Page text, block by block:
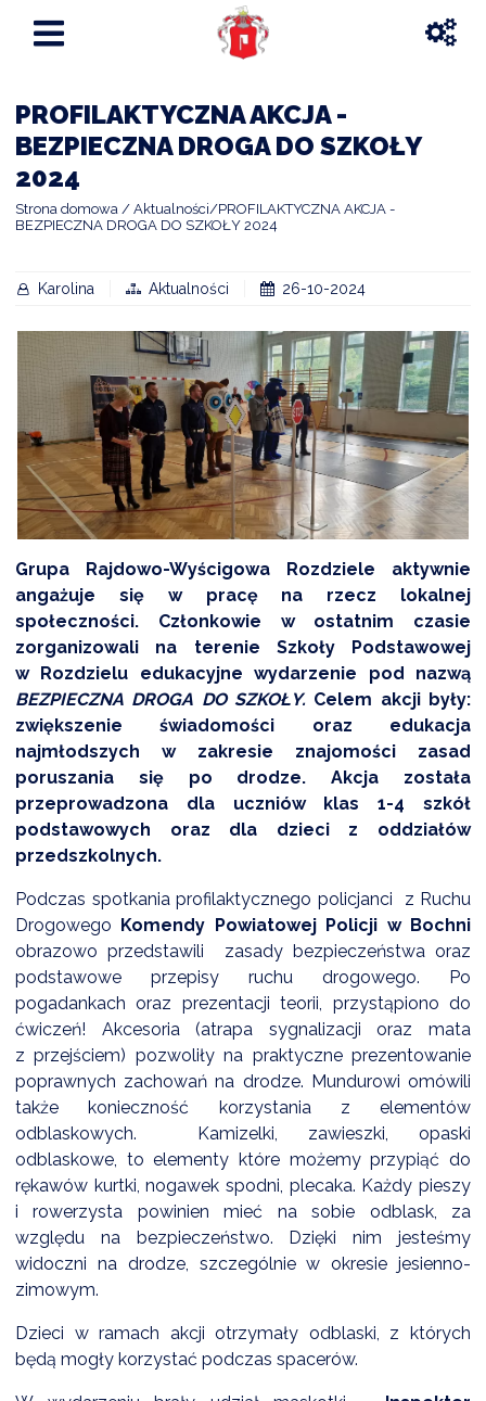
OBSŁUGI
CZYSTE POWIETRZE
EWIDENCJA EMISYJNOŚCI BUDYNKÓW (CEEB)
PROFILAKTYCZNA AKCJA -
BEZPIECZNA DROGA DO SZKOŁY
2024
Strona domowa Aktualności
PROFILAKTYCZNA AKCJA -
BEZPIECZNA DROGA DO SZKOŁY 2024
Karolina Aktualności 26-10-2024
Grupa Rajdowo-Wyścigowa Rozdziele aktywnie
angażuje się w pracę na rzecz lokalnej
społeczności. Członkowie w ostatnim czasie
zorganizowali na terenie Szkoły Podstawowej
w Rozdzielu edukacyjne wydarzenie pod nazwą
BEZPIECZNA DROGA DO SZKOŁY. Celem akcji były:
zwiększenie świadomości oraz edukacja
najmłodszych w zakresie znajomości zasad
poruszania się po drodze. Akcja została
przeprowadzona dla uczniów klas 1-4 szkół
podstawowych oraz dla dzieci z oddziałów
przedszkolnych.
Podczas spotkania profilaktycznego policjanci z Ruchu
Drogowego Komendy Powiatowej Policji w Bochni
obrazowo przedstawili zasady bezpieczeństwa oraz
podstawowe przepisy ruchu drogowego. Po
pogadankach oraz prezentacji teorii, przystąpiono do
ćwiczeń! Akcesoria (atrapa sygnalizacji oraz mata
z przejściem) pozwoliły na praktyczne prezentowanie
poprawnych zachowań na drodze. Mundurowi omówili
także konieczność korzystania z elementów
odblaskowych. Kamizelki, zawieszki, opaski
odblaskowe, to elementy które możemy przypiąć do
rękawów kurtki, nogawek spodni, plecaka. Każdy pieszy
i rowerzysta powinien mieć na sobie odblask, za
względu na bezpieczeństwo. Dzięki nim jesteśmy
widoczni na drodze, szczególnie w okresie jesienno-
zimowym.
Dzieci w ramach akcji otrzymały odblaski, z których
będą mogły korzystać podczas spacerów.